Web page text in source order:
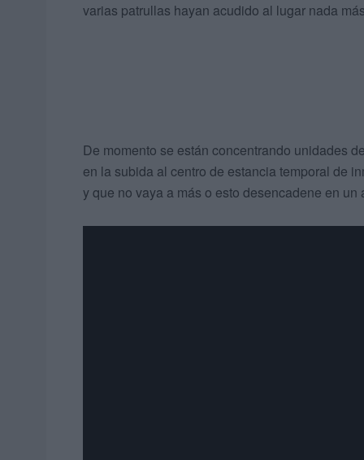
varias patrullas hayan acudido al lugar nada
De momento se están concentrando unidades
en la subida al centro de estancia temporal de
y que no vaya a más o esto desencadene en un